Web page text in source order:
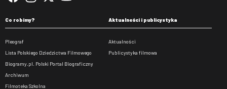
Co robimy?
Pleograf
Lista Polskiego Dziedzictwa Filmowego
Biogramy.pl. Polski Portal Biograficzny
Archiwum
Filmoteka Szkolna
Aktualności i publicystyka
Aktualności
Publicystyka filmowa